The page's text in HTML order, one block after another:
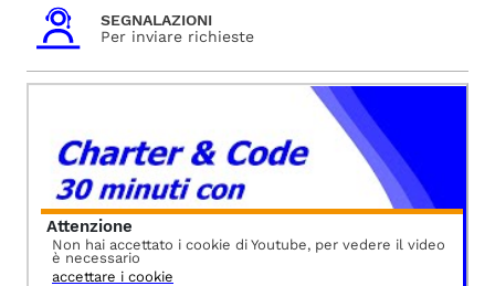
SEGNALAZIONI
Per inviare richieste
Attenzione
Non hai accettato i cookie di Youtube, per vedere il video
è necessario
accettare i cookie